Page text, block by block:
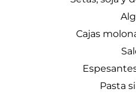
Cajas
Pasta